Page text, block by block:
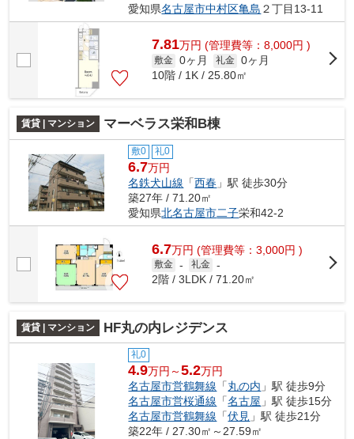
愛知県名古屋市中村区亀島 ２丁目13-11
7.81万円 (管理費等：8,000円 )
敷金 0ヶ月 礼金 0ヶ月
10階 / 1K / 25.80㎡
賃貸 | マンション マーベラス栄和B棟
敷0 礼0
6.7万円
名鉄犬山線 「西春 」駅 徒歩30分
築27年 / 71.20㎡
愛知県北名古屋市二子栄和42-2
6.7万円 (管理費等：3,000円 )
敷金 - 礼金 -
2階 / 3LDK / 71.20㎡
賃貸 | マンション HF丸の内レジデンス
礼0
4.9万円～5.2万円
名古屋市営鶴舞線 「丸の内 」駅 徒歩9分
名古屋市営桜通線 「名古屋 」駅 徒歩15分
名古屋市営鶴舞線 「伏見 」駅 徒歩21分
築22年 / 27.30㎡～27.59㎡